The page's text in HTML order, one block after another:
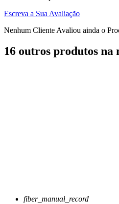
Escreva a Sua Avaliação
Nenhum Cliente Avaliou ainda o
16 outros produtos na
fiber_manual_record